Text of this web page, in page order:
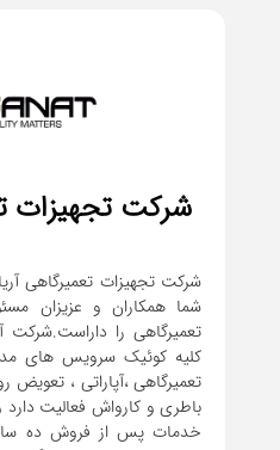
شرکت تجهیزات
شما همکاران و عزیزان
تعمیرگاهی را
کلیه کوئیک سرویس های
تعمیرگاهی ،آپاراتی ،
باطری و کارواش فعالیت
خدمات پس از فروش ده